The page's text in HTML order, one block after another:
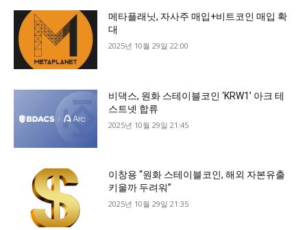
메타플래닛, 자사주 매입+비트코인 매입 확
대
2025년 10월 29일 22:00
비댁스, 원화 스테이블코인 ‘KRW1’ 아크 테
스트넷 합류
2025년 10월 29일 21:45
이창용 “원화 스테이블코인, 해외 자본유출
키울까 두려워”
2025년 10월 29일 21:35